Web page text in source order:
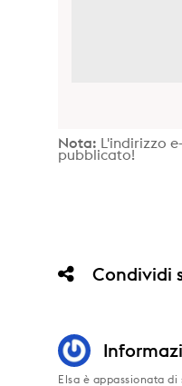
Nota: L'indirizzo
pubblicato!
Condividi
Elsa è appassionata